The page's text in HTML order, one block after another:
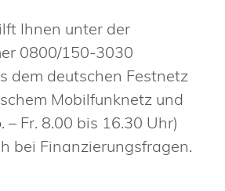
Ihnen unter der
0800/150-3030
dem deutschen Festnetz
Mobilfunknetz und
– Fr. 8.00 bis 16.30 Uhr)
bei Finanzierungsfragen.